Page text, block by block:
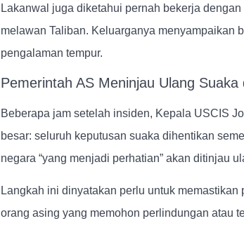
Lakanwal juga diketahui pernah bekerja
melawan Taliban. Keluarganya menyampaikan
pengalaman tempur.
Pemerintah AS Meninjau Ulang Suaka
Beberapa jam setelah insiden, Kepala USCIS
besar: seluruh keputusan suaka dihentikan
negara “yang menjadi perhatian” akan ditinjau
Langkah ini dinyatakan perlu untuk memastikan
orang asing yang memohon perlindungan atau